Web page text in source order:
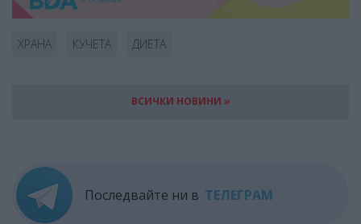
ХРАНА КУЧЕТА ДИЕТА
ВСИЧКИ НОВИНИ »
Последвайте ни в ТЕЛЕГРАМ